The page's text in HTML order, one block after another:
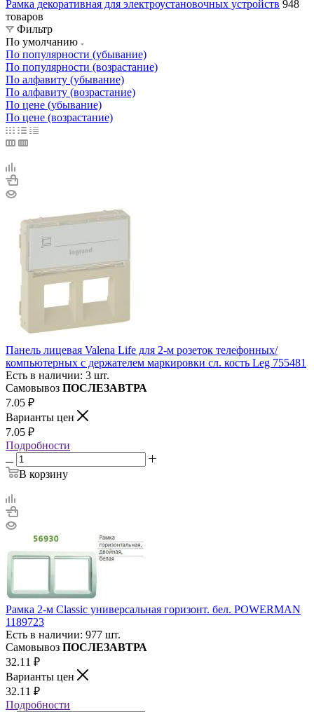
Рамка декоративная для электроустановочных устройств 948
товаров
Фильтр
По умолчанию
По популярности (убывание)
По популярности (возрастание)
По алфавиту (убывание)
По алфавиту (возрастание)
По цене (убывание)
По цене (возрастание)
Панель лицевая Valena Life для 2-м розеток телефонных/
компьютерных с держателем маркировки сл. кость Leg 755481
Есть в наличии: 3 шт.
Самовывоз ПОСЛЕЗАВТРА
7.05 ₽
Варианты цен
7.05 ₽
Подробности
В корзину
Рамка 2-м Classic универсальная горизонт. бел. POWERMAN
1189723
Есть в наличии: 977 шт.
Самовывоз ПОСЛЕЗАВТРА
32.11 ₽
Варианты цен
32.11 ₽
Подробности